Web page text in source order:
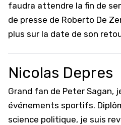
faudra attendre la fin de
de presse de Roberto De
plus sur la date de son
Nicolas Depres
Grand fan de Peter Sagan,
événements sportifs.
science politique, je suis